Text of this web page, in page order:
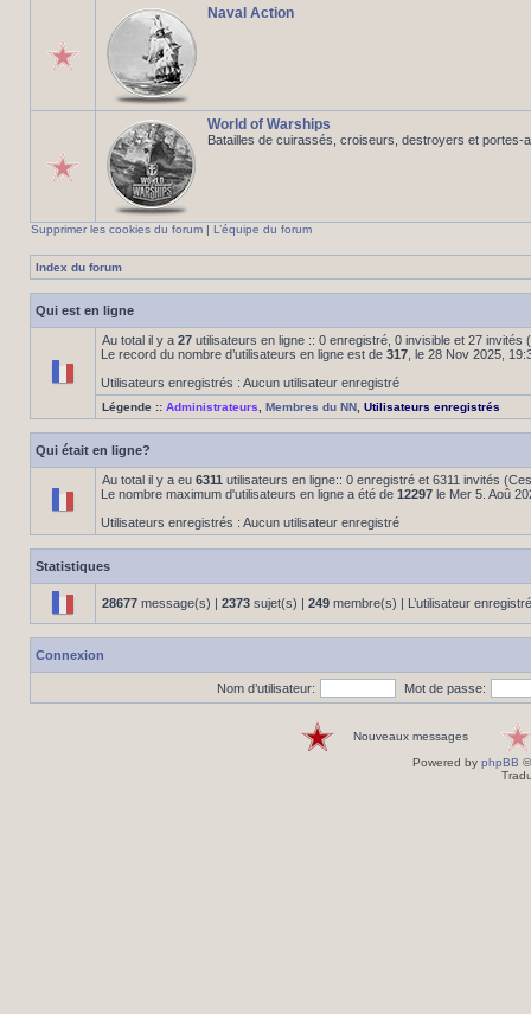
Naval Action
World of Warships
Batailles de cuirassés, croiseurs, destroyers et portes-
Supprimer les cookies du forum | L’équipe du forum
Index du forum
Qui est en ligne
Au total il y a 27 utilisateurs en ligne :: 0 enregistré, 0 invisible et 27
Le record du nombre d’utilisateurs en ligne est de 317 , le 28 Nov 2025,
Utilisateurs enregistrés : Aucun utilisateur enregistré
Légende :: Administrateurs Membres du NN Utilisateurs enregistrés
Qui était en ligne?
Au total il y a eu 6311 utilisateurs en ligne:: 0 enregistré et 6311 invités
Le nombre maximum d'utilisateurs en ligne a été de 12297 le Mer 5. Aoû
Utilisateurs enregistrés : Aucun utilisateur enregistré
Statistiques
28677 message(s) | 2373 sujet(s) | 249 membre(s) | L’utilisateur
Connexion
Nom d’utilisateur: Mot de passe:
Nouveaux messages
Powered by phpBB